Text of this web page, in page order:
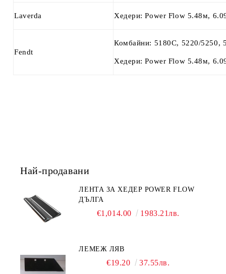
Laverda Хедери: Power Flow 5.48м,
Fendt
Комбайни: 5180C, 5220/5250,
Хедери: Power Flow 5.48м,
Най-продавани
ЛЕНТА ЗА ХЕДЕР POWER FLOW
ДЪЛГА
€1,014.00 1983.21лв.
ЛЕМЕЖ ЛЯВ
€19.20 37.55лв.